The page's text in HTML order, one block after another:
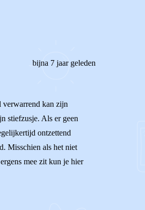
bijna 7 jaar geleden
verwarrend kan zijn
stiefzusje. Als er geen
ontzettend
Misschien als het niet
mee zit kun je hier